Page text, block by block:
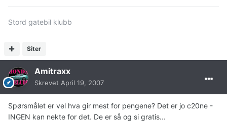
Siter
Stord gatebil klubb
Amitraxx
Skrevet April 19, 2007
Spørsmålet er vel hva gir mest for pengene? Det er jo c20ne -
INGEN kan nekte for det. De er så og si gratis...